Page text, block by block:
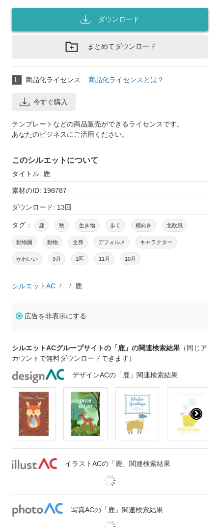
ダウンロード
まとめてダウンロード
L 商品化ライセンス 商品化ライセンスとは？
今すぐ購入
テンプレートなどの商品販売ができるライセンスです。
あなたのビジネスにご活用ください。
このシルエットについて
タイトル: 鹿
素材のID: 198787
ダウンロード: 13回
タグ： 鹿 秋 生き物 歩く 横向き 北欧風
動物園 動物 全身 デフォルメ キャラクター
かわいい 9月 1匹 11月 10月
シルエットAC 鹿
広告を非表示にする
シルエットACグループサイトの「鹿」の関連検索結果 （同じア
カウントで無料ダウンロードできます）
デザインACの「鹿」関連検索結果
イラストACの「鹿」関連検索結果
写真ACの「鹿」関連検索結果